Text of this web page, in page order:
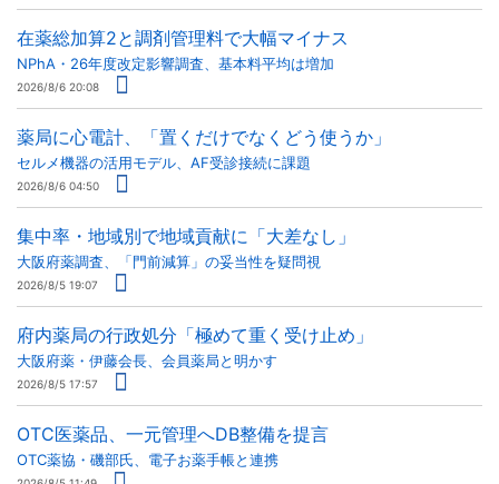
在薬総加算2と調剤管理料で大幅マイナス
NPhA・26年度改定影響調査、基本料平均は増加
2026/8/6 20:08
薬局に心電計、「置くだけでなくどう使うか」
セルメ機器の活用モデル、AF受診接続に課題
2026/8/6 04:50
集中率・地域別で地域貢献に「大差なし」
大阪府薬調査、「門前減算」の妥当性を疑問視
2026/8/5 19:07
府内薬局の行政処分「極めて重く受け止め」
大阪府薬・伊藤会長、会員薬局と明かす
2026/8/5 17:57
OTC医薬品、一元管理へDB整備を提言
OTC薬協・磯部氏、電子お薬手帳と連携